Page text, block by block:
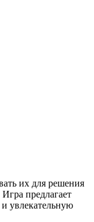
их для решения
предлагает
увлекательную